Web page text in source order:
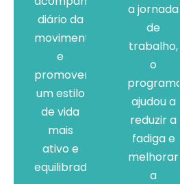
diário da
movimentação
e
promovendo
um estilo
de vida
mais
ativo e
equilibrado.
a jornada
de
trabalho,
o
programa
ajudou a
reduzir a
fadiga e
melhorar
a